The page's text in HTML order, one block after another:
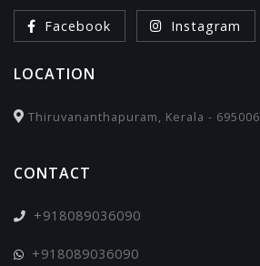
Facebook Instagram
LOCATION
Thiruvananthapuram, Kerala - 695006
CONTACT
+918089036090
+918089036090